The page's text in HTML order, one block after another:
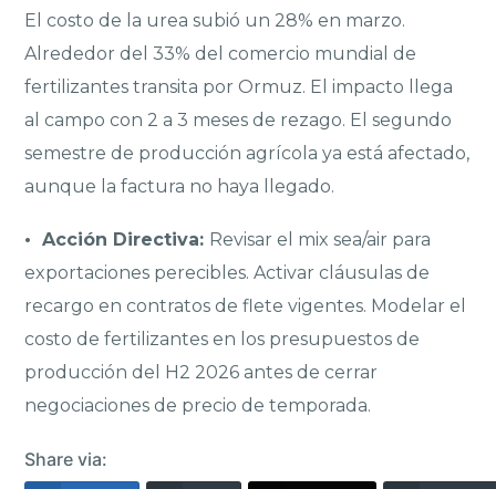
El costo de la urea subió un 28% en marzo.
Alrededor del 33% del comercio mundial de
fertilizantes transita por Ormuz. El impacto llega
al campo con 2 a 3 meses de rezago. El segundo
semestre de producción agrícola ya está afectado,
aunque la factura no haya llegado.
• Acción Directiva: Revisar el mix sea/air para
exportaciones perecibles. Activar cláusulas de
recargo en contratos de flete vigentes. Modelar el
costo de fertilizantes en los presupuestos de
producción del H2 2026 antes de cerrar
negociaciones de precio de temporada.
Share via: